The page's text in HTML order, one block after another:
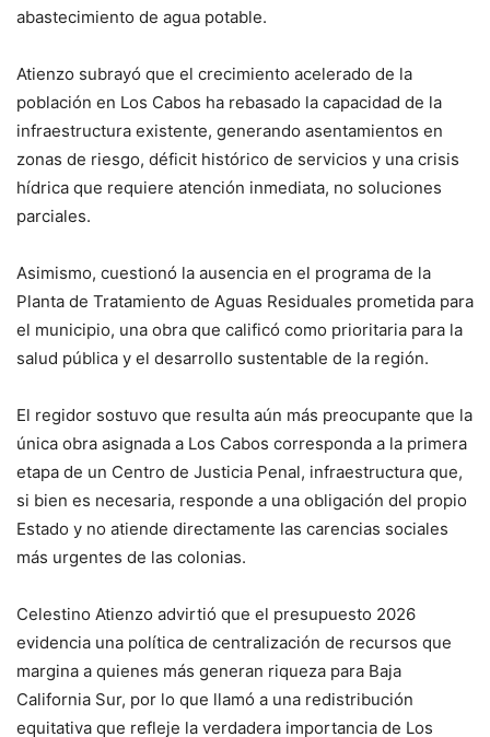
abastecimiento de agua potable.
Atienzo subrayó que el crecimiento acelerado de la
población en Los Cabos ha rebasado la capacidad de la
infraestructura existente, generando asentamientos en
zonas de riesgo, déficit histórico de servicios y una crisis
hídrica que requiere atención inmediata, no soluciones
parciales.
Asimismo, cuestionó la ausencia en el programa de la
Planta de Tratamiento de Aguas Residuales prometida para
el municipio, una obra que calificó como prioritaria para la
salud pública y el desarrollo sustentable de la región.
El regidor sostuvo que resulta aún más preocupante que la
única obra asignada a Los Cabos corresponda a la primera
etapa de un Centro de Justicia Penal, infraestructura que,
si bien es necesaria, responde a una obligación del propio
Estado y no atiende directamente las carencias sociales
más urgentes de las colonias.
Celestino Atienzo advirtió que el presupuesto 2026
evidencia una política de centralización de recursos que
margina a quienes más generan riqueza para Baja
California Sur, por lo que llamó a una redistribución
equitativa que refleje la verdadera importancia de Los